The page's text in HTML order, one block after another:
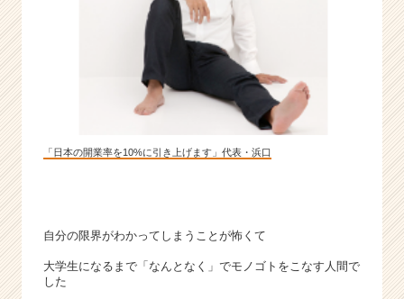
ベ
ー・
成
業
カ
ト
「日本の開業率を10%に引き上げます」代表・浜口
自分の限界がわかってしまうことが怖くて
大学生になるまで「なんとなく」でモノゴトをこなす人間で
した